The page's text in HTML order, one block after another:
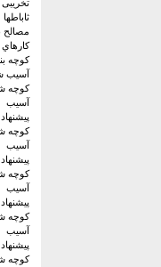
تخریبی
ثاباطها
مصالح
کوچه
آسیب
کوچه
آسیب
کوچه
آسیب
کوچه
آسیب
کوچه
آسیب
کوچه